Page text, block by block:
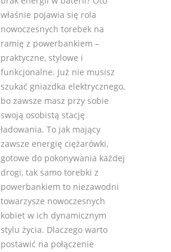
właśnie pojawia się rola
nowoczesnych torebek na
ramię z powerbankiem –
praktyczne, stylowe i
funkcjonalne. Już nie musisz
szukać gniazdka elektrycznego,
bo zawsze masz przy sobie
swoją osobistą stację
ładowania. To jak mający
zawsze energię ciężarówki,
gotowe do pokonywania każdej
drogi, tak samo torebki z
powerbankiem to niezawodni
towarzysze nowoczesnych
kobiet w ich dynamicznym
stylu życia. Dlaczego warto
postawić na połączenie